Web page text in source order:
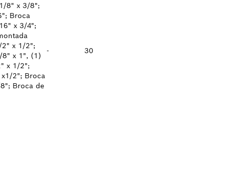
8" x 3/8";
Broca
x 3/4";
2" x 1/2";
x 1", (1)
x 1/2";
2"; Broca
Broca de
- 30